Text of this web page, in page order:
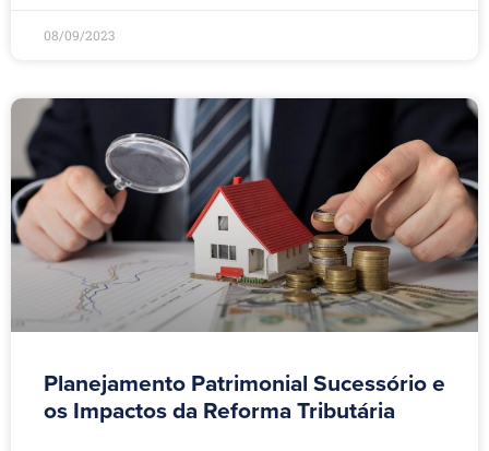
08/09/2023
Planejamento Patrimonial Sucessório e
os Impactos da Reforma Tributária